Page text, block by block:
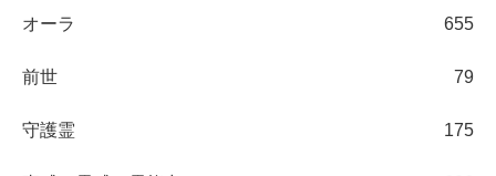
オーラ 655
前世 79
守護霊 175